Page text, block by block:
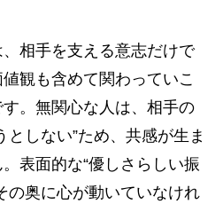
相手を支える意志だけで
観も含めて関わっていこ
。無関心な人は、相手の
としない”ため、共感が生ま
表面的な“優しさらしい振
の奥に心が動いていなけれ